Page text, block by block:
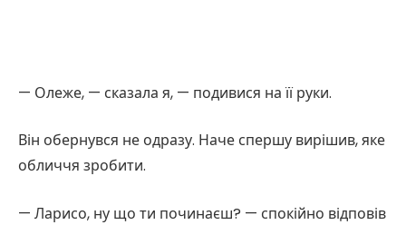
— Олеже, — сказала я, — подивися на її руки.
Він обернувся не одразу. Наче спершу вирішив, яке
обличчя зробити.
— Ларисо, ну що ти починаєш? — спокійно відповів